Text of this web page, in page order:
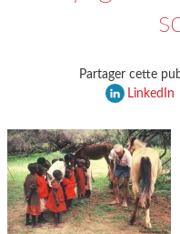
Partager cette
LinkedIn